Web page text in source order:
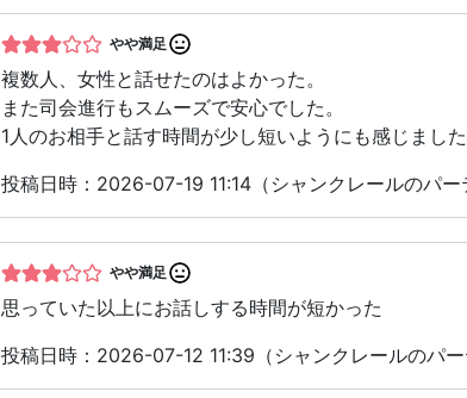
やや満足
複数人、女性と話せたのはよかった。
また司会進行もスムーズで安心でした。
1人のお相手と話す時間が少し短いようにも感じました
投稿日時：2026-07-19 11:14（シャンクレールのパー
やや満足
思っていた以上にお話しする時間が短かった
投稿日時：2026-07-12 11:39（シャンクレールのパー